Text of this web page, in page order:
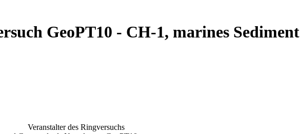
GeoPT10 - CH-1, marines Sediment
Veranstalter des Ringversuchs